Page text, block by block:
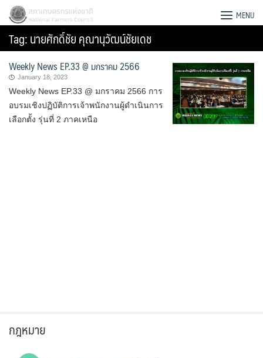
Skip
content
สภาเกษตรกรแห่งชาติ MENU
Tag:นายศักดิ์ชัย คุณานุวัฒน์ชัยเดช
Weekly News EP.33 @ มกราคม 2566
January 18, 2023
Weekly News EP.33 @ มกราคม 2566 การ
อบรมเชิงปฏิบัติการเจ้าพนักงานผู้ดำเนินการ
เลือกตั้ง รุ่นที่ 2 ภาคเหนือ
กฎหมาย